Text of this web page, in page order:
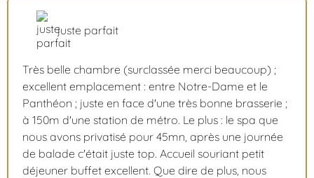
juste parfait
Très belle chambre (surclassée merci beaucoup) ;
excellent emplacement : entre Notre-Dame et le
Panthéon ; juste en face d'une très bonne brasserie ;
à 150m d'une station de métro. Le plus : le spa que
nous avons privatisé pour 45mn, après une journée
de balade c'était juste top. Accueil souriant petit
déjeuner buffet excellent. Que dire de plus, nous